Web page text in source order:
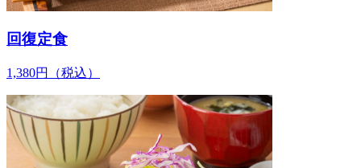
回復定食
1,380円 （税込）